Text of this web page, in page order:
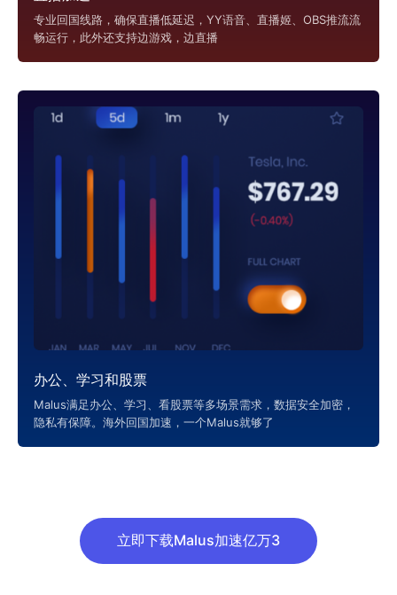
专业回国线路，确保直播低延迟，YY语音、直播姬、OBS推流流
畅运行，此外还支持边游戏，边直播
办公、学习和股票
Malus满足办公、学习、看股票等多场景需求，数据安全加密，
隐私有保障。海外回国加速，一个Malus就够了
立即下载Malus加速亿万3